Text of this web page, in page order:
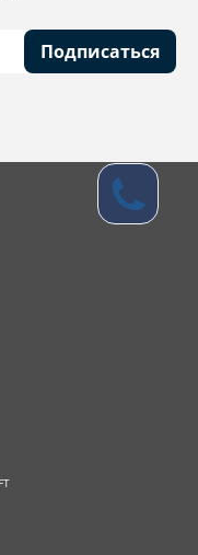
Подписаться